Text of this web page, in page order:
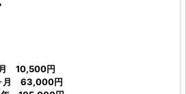
10,500円
円